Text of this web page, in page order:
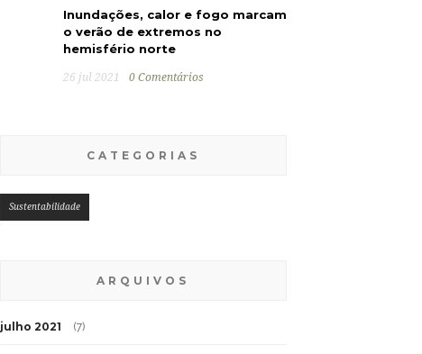
Inundações, calor e fogo marcam
o verão de extremos no
hemisfério norte
26 jul 2021 0 Comentários
CATEGORIAS
Sustentabilidade
ARQUIVOS
julho 2021 (7)